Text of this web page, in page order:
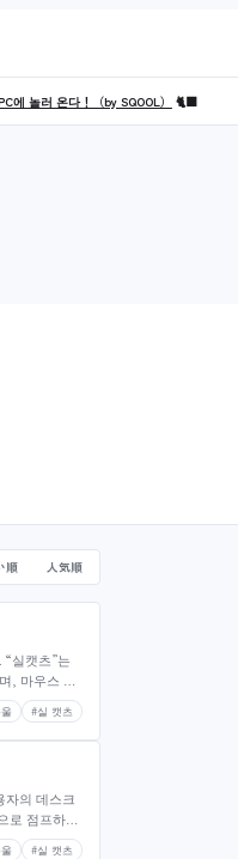
에 놀러 온다！（by SQOOL） 🐈‍⬛
順 人気順
실캣츠”는
, 마우스 커
있게 해줍니
#실 캣츠
자의 데스크
점프하며
#실 캣츠